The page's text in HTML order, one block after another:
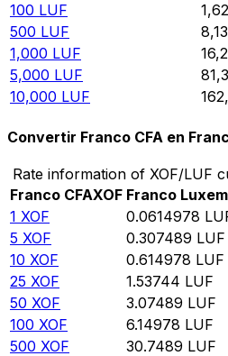
100 LUF
500 LUF
1,000 LUF
5,000 LUF
10,000 LUF
Convertir Franco CFA en
Rate information of XOF/LUF
Franco CFAXOF Franco
1 XOF 0.0614978
5 XOF 0.307489 LUF
10 XOF 0.614978 LUF
25 XOF 1.53744 LUF
50 XOF 3.07489 LUF
100 XOF 6.14978 LUF
500 XOF 30.7489 LUF